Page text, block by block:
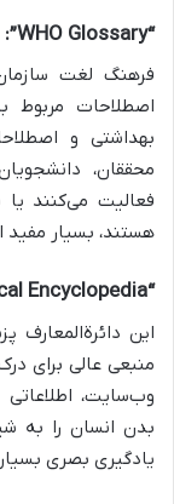
“WHO Glossary”:
اصطلاحات مربوط
بهداشتی و
محققان،
فعالیت می‌کنند
هستند، بسیار
“A.D.A.M. Medical Encyclopedia”:
این دائرةالمعارف
منبعی عالی برای
وب‌سایت، اطلاعاتی
بدن انسان را به
یادگیری بصری